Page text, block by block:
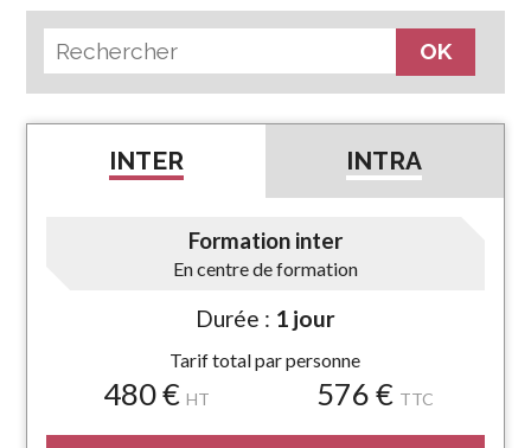
INTER INTRA
Formation inter
En centre de formation
Durée : 1 jour
Tarif total par personne
480 € HT 576 € TTC